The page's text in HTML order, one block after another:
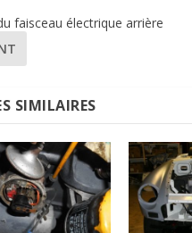
faisceau électrique arrière
SIMILAIRES